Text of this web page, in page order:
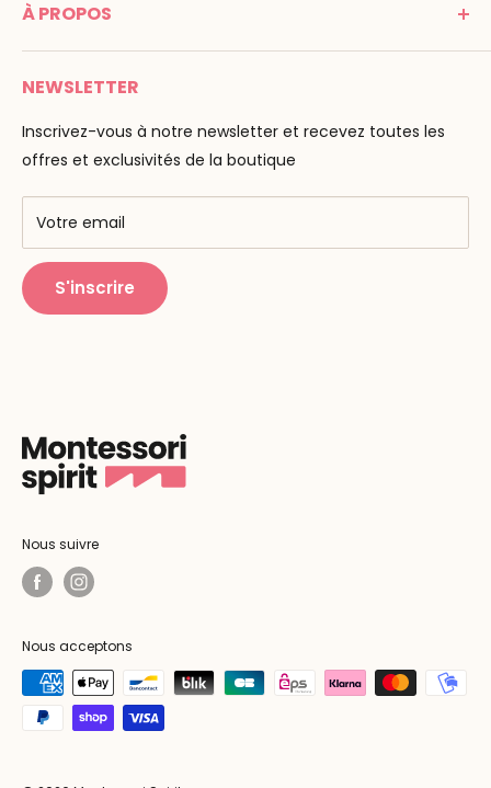
Tél : 05 53 61 21 26
Email :info@montessori-spirit.com
Mentions légales
Paiement
Livraison
F.A.Q
À PROPOS
Montessori Spirit
Maria Montessori
La pédagogie
Nos marques
Centres de formation
Public Montessori
NEWSLETTER
Inscrivez-vous à notre newsletter et recevez toutes les
offres et exclusivités de la boutique
Votre email
S'inscrire
Nous suivre
Nous acceptons